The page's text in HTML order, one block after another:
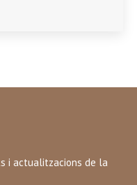
i actualitzacions de la